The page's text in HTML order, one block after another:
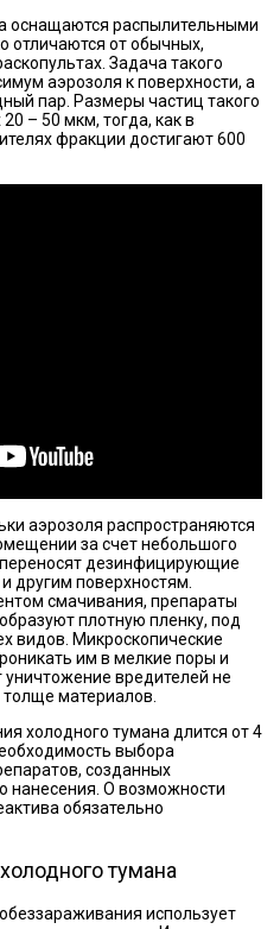
оснащаются распылительными
отличаются от обычных,
Задача такого
аэрозоля к поверхности, а
пар. Размеры частиц такого
– 50 мкм, тогда, как в
фракции достигают 600
аэрозоля распространяются
за счет небольшого
дезинфицирующие
другим поверхностям.
смачивания, препараты
плотную пленку, под
видов. Микроскопические
им в мелкие поры и
вредителей не
толще материалов.
холодного тумана длится от 4
выбора
созданных
нанесения. О возможности
обязательно
тумана
использует